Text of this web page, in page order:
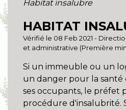
Habitat insalubre
HABITAT
Vérifié le 08 Feb 2021 -
et administrative (Première
Si un immeuble ou un
un danger pour la santé
ses occupants, le préfet
procédure d'insalubrité.